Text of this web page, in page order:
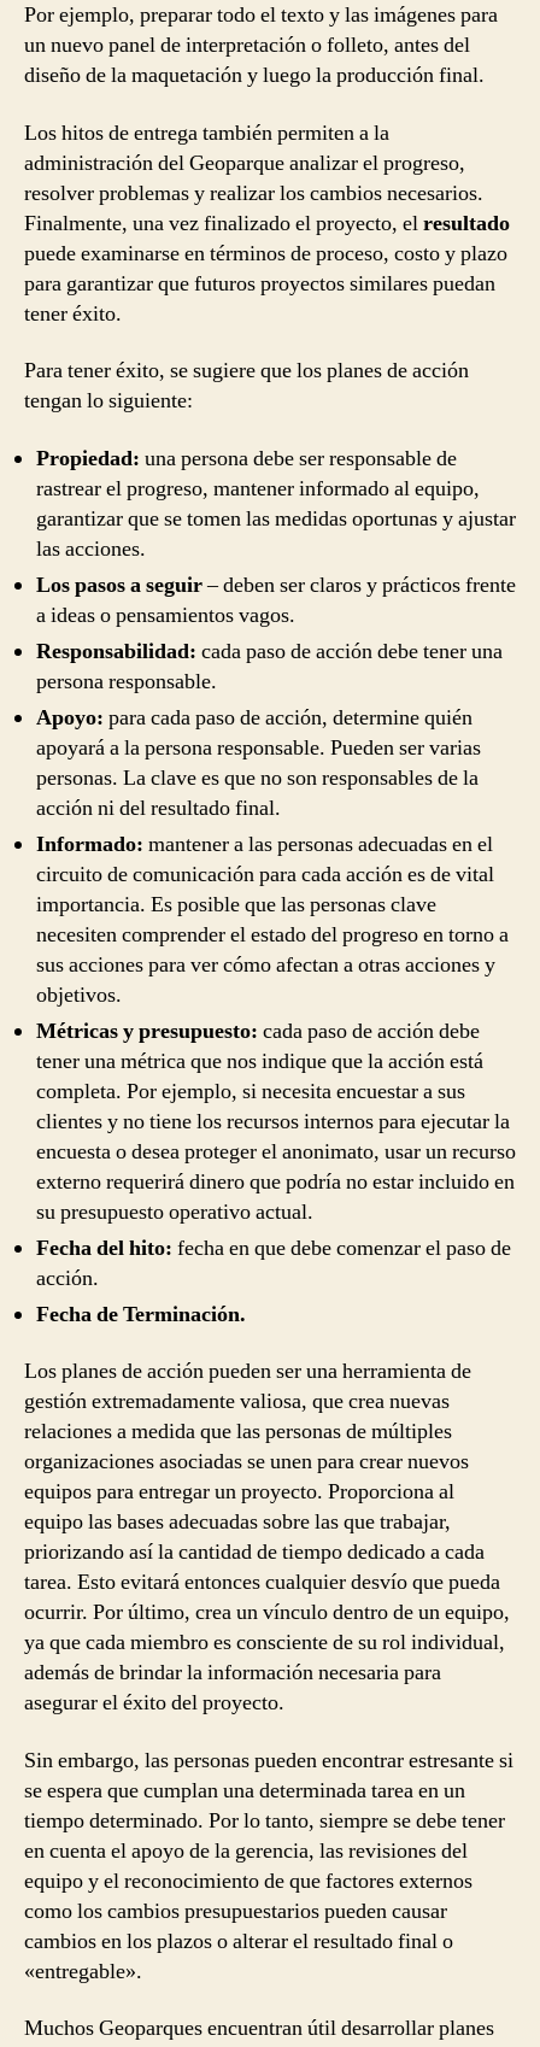
Por ejemplo, preparar todo el texto y las imágenes para
un nuevo panel de interpretación o folleto, antes del
diseño de la maquetación y luego la producción final.
Los hitos de entrega también permiten a la
administración del Geoparque analizar el progreso,
resolver problemas y realizar los cambios necesarios.
Finalmente, una vez finalizado el proyecto, elresultado
puede examinarse en términos de proceso, costo y plazo
para garantizar que futuros proyectos similares puedan
tener éxito.
Para tener éxito, se sugiere que los planes de acción
tengan lo siguiente:
Propiedad: una persona debe ser responsable de
rastrear el progreso, mantener informado al equipo,
garantizar que se tomen las medidas oportunas y ajustar
las acciones.
Los pasos a seguir– deben ser claros y prácticos frente
a ideas o pensamientos vagos.
Responsabilidad: cada paso de acción debe tener una
persona responsable.
Apoyo: para cada paso de acción, determine quién
apoyará a la persona responsable. Pueden ser varias
personas. La clave es que no son responsables de la
acción ni del resultado final.
Informado: mantener a las personas adecuadas en el
circuito de comunicación para cada acción es de vital
importancia. Es posible que las personas clave
necesiten comprender el estado del progreso en torno a
sus acciones para ver cómo afectan a otras acciones y
objetivos.
Métricas y presupuesto: cada paso de acción debe
tener una métrica que nos indique que la acción está
completa. Por ejemplo, si necesita encuestar a sus
clientes y no tiene los recursos internos para ejecutar la
encuesta o desea proteger el anonimato, usar un recurso
externo requerirá dinero que podría no estar incluido en
su presupuesto operativo actual.
Fecha del hito: fecha en que debe comenzar el paso de
acción.
Fecha de Terminación.
Los planes de acción pueden ser una herramienta de
gestión extremadamente valiosa, que crea nuevas
relaciones a medida que las personas de múltiples
organizaciones asociadas se unen para crear nuevos
equipos para entregar un proyecto. Proporciona al
equipo las bases adecuadas sobre las que trabajar,
priorizando así la cantidad de tiempo dedicado a cada
tarea. Esto evitará entonces cualquier desvío que pueda
ocurrir. Por último, crea un vínculo dentro de un equipo,
ya que cada miembro es consciente de su rol individual,
además de brindar la información necesaria para
asegurar el éxito del proyecto.
Sin embargo, las personas pueden encontrar estresante si
se espera que cumplan una determinada tarea en un
tiempo determinado. Por lo tanto, siempre se debe tener
en cuenta el apoyo de la gerencia, las revisiones del
equipo y el reconocimiento de que factores externos
como los cambios presupuestarios pueden causar
cambios en los plazos o alterar el resultado final o
«entregable».
Muchos Geoparques encuentran útil desarrollar planes